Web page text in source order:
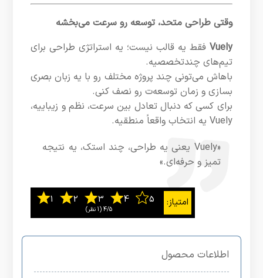
وقتی طراحی متحد، توسعه رو سرعت می‌بخشه
Vuely فقط یه قالب نیست؛ یه استراتژی طراحی برای
تیم‌های چندتخصصیه.
باهاش می‌تونی چند پروژه مختلف رو با یه زبان بصری
بسازی و زمان توسعه‌ت رو نصف کنی.
برای کسی که دنبال تعادل بین سرعت، نظم و زیباییه،
Vuely یه انتخاب واقعاً منطقیه.
«Vuely یعنی یه طراحی، چند استک، یه نتیجه
تمیز و حرفه‌ای.»
4/5 ‫(1 نظر)
اطلاعات محصول